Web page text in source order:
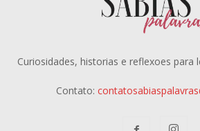
Curiosidades, historias e reflexoes para
Contato: